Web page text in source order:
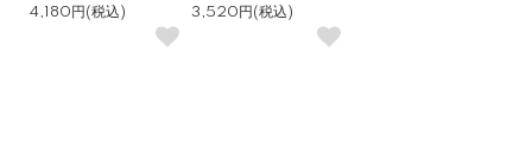
4,180円(税込)
3,520円(税込)